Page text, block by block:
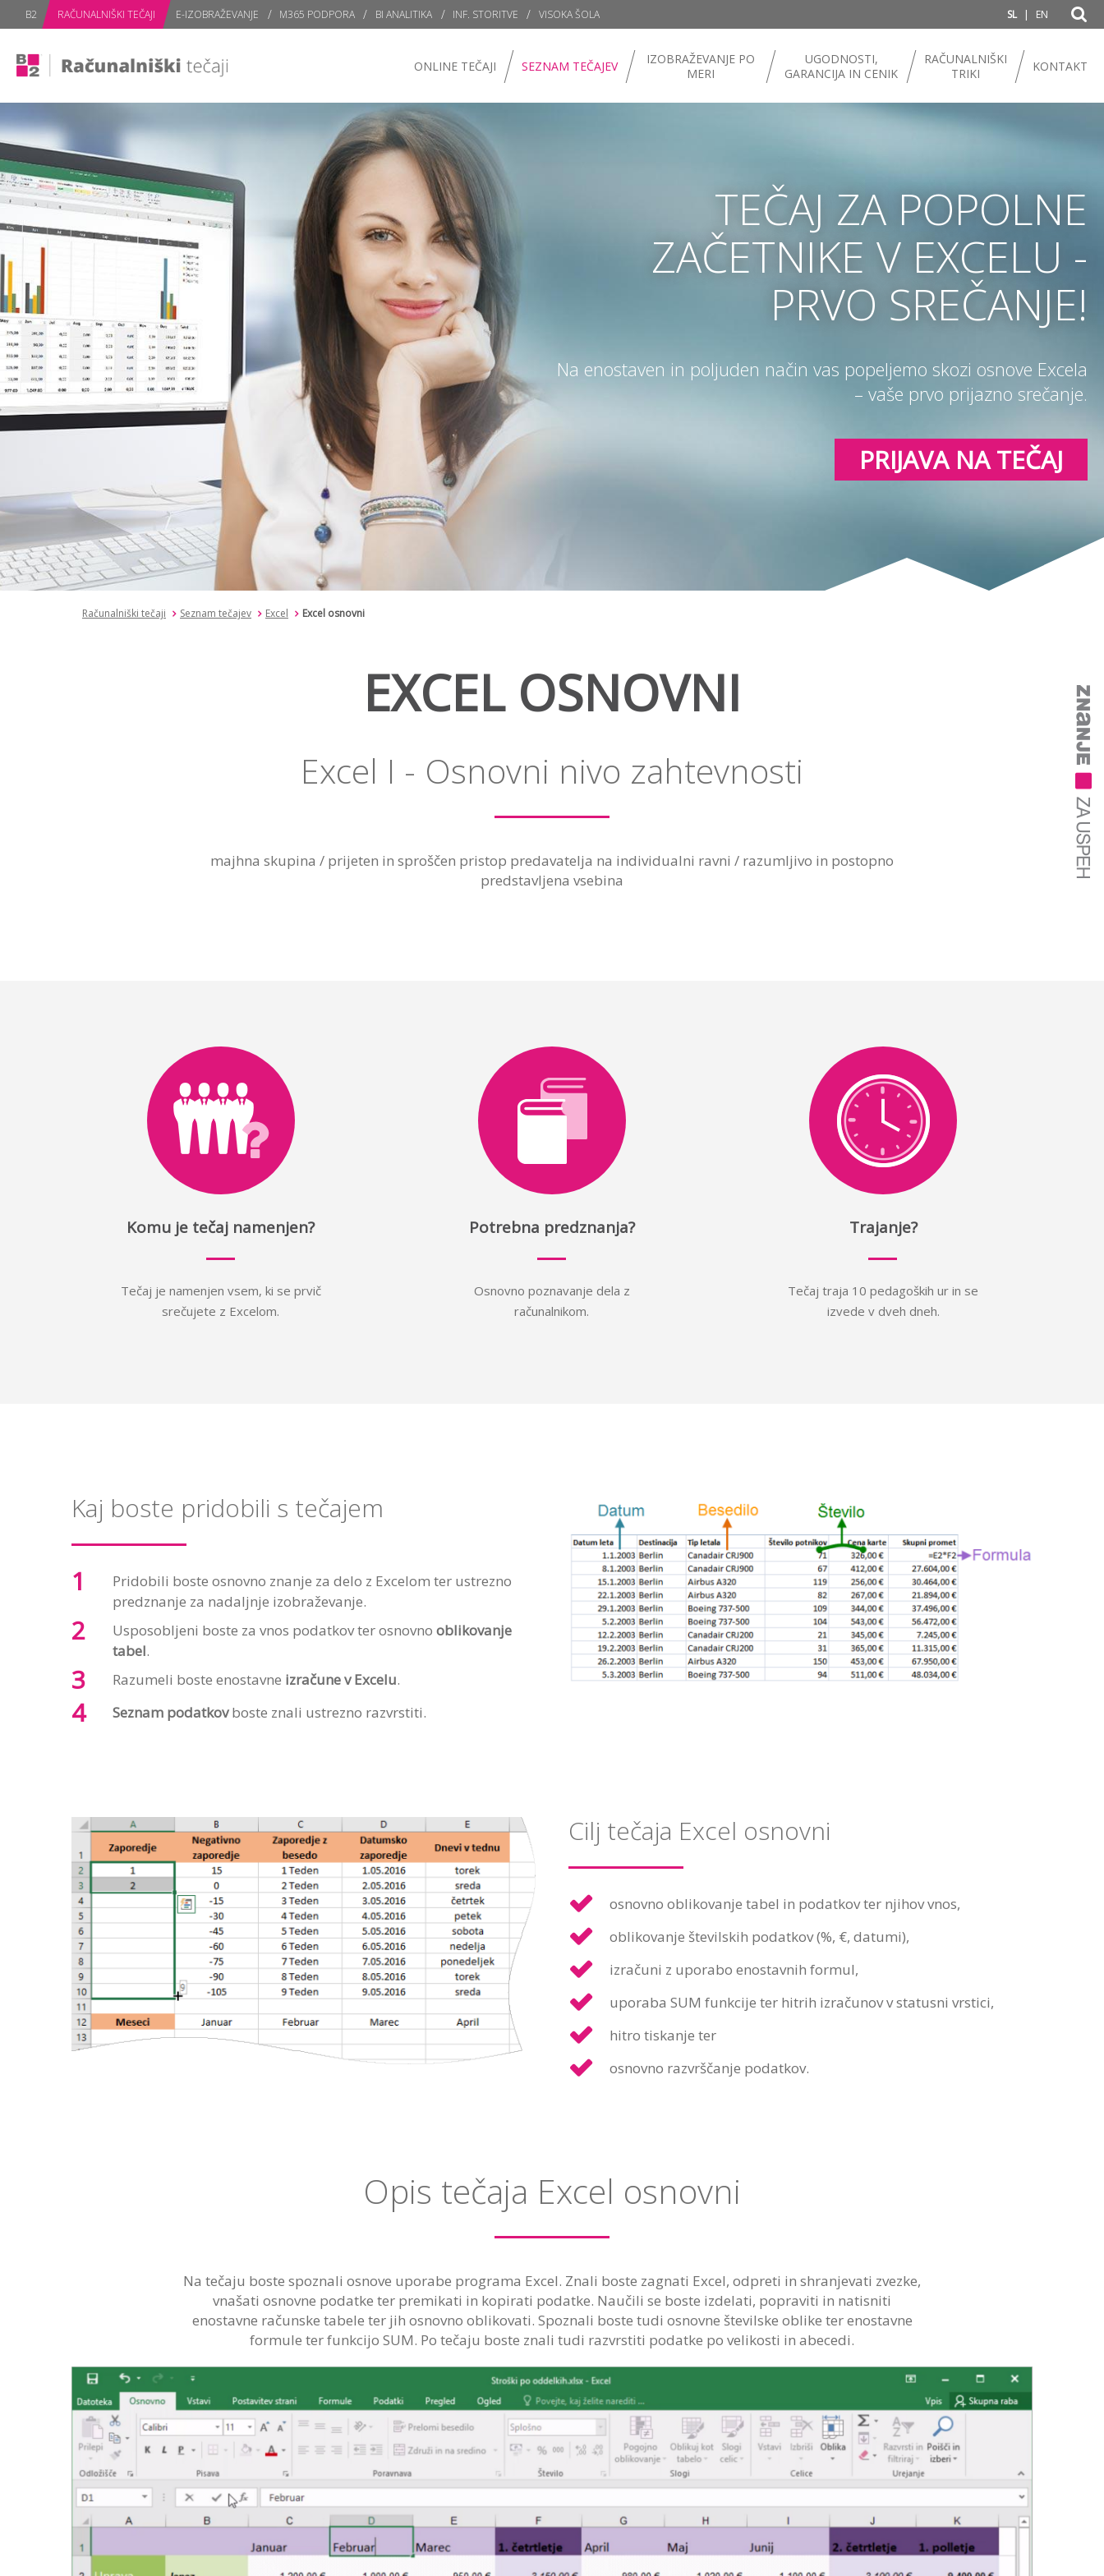
B2 RAČUNALNIŠKI TEČAJI E-IZOBRAŽEVANJE M365 PODPORA BI ANALITIKA INF. STORITVE VISOKA ŠOLA SL | EN
ONLINE TEČAJI SEZNAM TEČAJEV
IZOBRAŽEVANJE PO
MERI
UGODNOSTI,
GARANCIJA IN CENIK
RAČUNALNIŠKI
TRIKI
KONTAKT
subPage portal
TEČAJ ZA POPOLNE
ZAČETNIKE V EXCELU -
PRVO SREČANJE!
Na enostaven in poljuden način vas popeljemo skozi osnove Excela
– vaše prvo prijazno srečanje.
PRIJAVA NA TEČAJ
Računalniški tečaji Seznam tečajev Excel Excel osnovni
EXCEL OSNOVNI
Excel I - Osnovni nivo zahtevnosti
majhna skupina / prijeten in sproščen pristop predavatelja na individualni ravni / razumljivo in postopno
predstavljena vsebina
Komu je tečaj namenjen?
Tečaj je namenjen vsem, ki se prvič
srečujete z Excelom.
Potrebna predznanja?
Osnovno poznavanje dela z
računalnikom.
Trajanje?
Tečaj traja 10 pedagoških ur in se
izvede v dveh dneh.
Kaj boste pridobili s tečajem
Pridobili boste osnovno znanje za delo z Excelom ter ustrezno
predznanje za nadaljnje izobraževanje.
Usposobljeni boste za vnos podatkov ter osnovno oblikovanje
tabel.
Razumeli boste enostavne izračune v Excelu.
Seznam podatkovboste znali ustrezno razvrstiti.
Cilj tečaja Excel osnovni
osnovno oblikovanje tabel in podatkov ter njihov vnos,
oblikovanje številskih podatkov (%, €, datumi),
izračuni z uporabo enostavnih formul,
uporaba SUM funkcije ter hitrih izračunov v statusni vrstici,
hitro tiskanje ter
osnovno razvrščanje podatkov.
Opis tečaja Excel osnovni
Na tečaju boste spoznali osnove uporabe programa Excel. Znali boste zagnati Excel, odpreti in shranjevati zvezke,
vnašati osnovne podatke ter premikati in kopirati podatke. Naučili se boste izdelati, popraviti in natisniti
enostavne računske tabele ter jih osnovno oblikovati. Spoznali boste tudi osnovne številske oblike ter enostavne
formule ter funkcijo SUM. Po tečaju boste znali tudi razvrstiti podatke po velikosti in abecedi.